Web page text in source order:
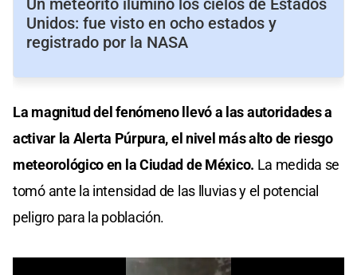
Unidos: fue visto en ocho estados y
registrado por la NASA
La magnitud del fenómeno llevó a las autoridades a
activar la Alerta Púrpura, el nivel más alto de riesgo
meteorológico en la Ciudad de México. La medida se
tomó ante la intensidad de las lluvias y el potencial
peligro para la población.